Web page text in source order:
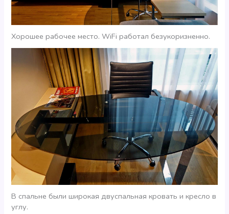
Хорошее рабочее место. WiFi работал безукоризненно.
В спальне были широкая двуспальная кровать и кресло в
углу.